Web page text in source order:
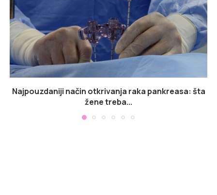
Najpouzdaniji način otkrivanja raka pankreasa: šta
žene treba...